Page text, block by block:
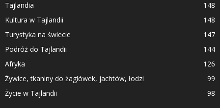
Tajlandia
148
Kultura w Tajlandii
148
Turystyka na świecie
147
Podróż do Tajlandii
144
Afryka
126
Żywice, tkaniny do żaglówek, jachtów, łodzi
99
Życie w Tajlandii
98